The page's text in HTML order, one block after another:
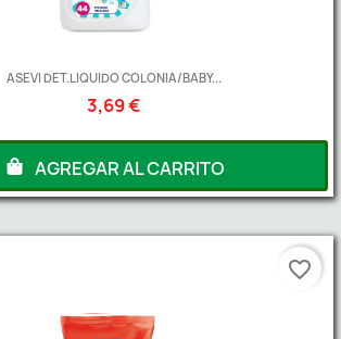
ASEVI DET.LIQUIDO COLONIA/BABY...
3,69 €
AGREGAR AL CARRITO
favorite_border